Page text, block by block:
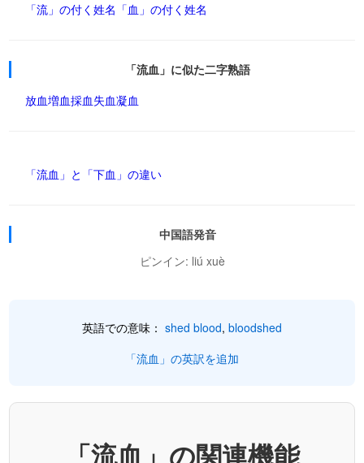
「流」の付く姓名 「血」の付く姓名
「流血」に似た二字熟語
放血増血採血失血凝血
「流血」と「下血」の違い
中国語発音
ピンイン: liú xuè
英語での意味： shed blood, bloodshed
「流血」の英訳を追加
「流血」の関連機能